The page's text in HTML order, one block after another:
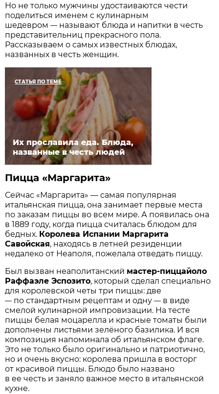
Но не только мужчины удостаиваются чести
поделиться именем с кулинарным
шедевром— называют блюда и напитки в честь
представительниц прекрасного пола.
Рассказываем о самых известных блюдах,
названных в честь женщин.
СТАТЬЯ ПО ТЕМЕ
Их прославила еда. Блюда,
названные в честь людей
Пицца «Маргарита»
Сейчас «Маргарита» — самая популярная
итальянская пицца, она занимает первые места
по заказам пиццы во всем мире. А появилась она
в 1889 году, когда пицца считалась блюдом для
бедных. Королева Испании Маргарита
Савойская, находясь в летней резиденции
недалеко от Неаполя, пожелала отведать пиццу.
Был вызван неаполитанский мастер-пиццайоло
Раффаэле Эспозито, который сделал специально
для королевской четы три пиццы: две
— по стандартным рецептам и одну— в виде
смелой кулинарной импровизации. На тесте
пиццы белая моцарелла и красные томаты были
дополнены листьями зелёного базилика. И вся
композиция напоминала об итальянском флаге.
Это не только было оригинально и патриотично,
но и очень вкусно: королева пришла в восторг
от красивой пиццы. Блюдо было названо
в ее честь и заняло важное место в итальянской
кухне.